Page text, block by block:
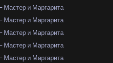
Мастер и Маргарита
Мастер и Маргарита
Мастер и Маргарита
Мастер и Маргарита
Мастер и Маргарита